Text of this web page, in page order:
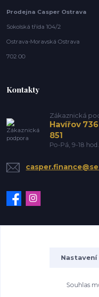
Prodejna Casper Ostrava
Sokolská třída 104/2
Ostrava-Moravská Ostrava
702 00
Kontakty
Zákaznická
Havířov
851
Po-Pá, 9-18 hod.
Nastavení
Souhlas